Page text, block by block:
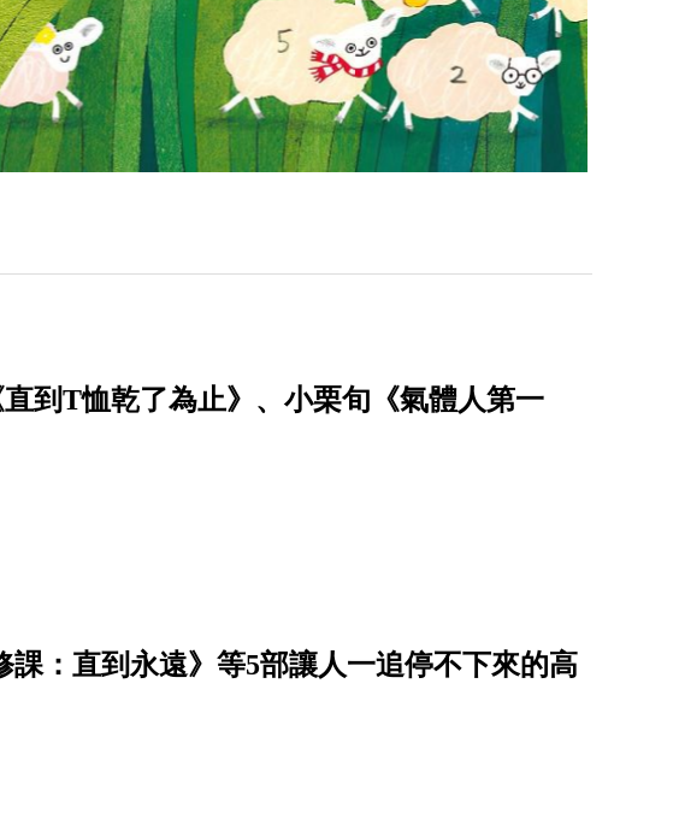
到T恤乾了為止》、小栗旬《氣體人第一
課：直到永遠》等5部讓人一追停不下來的高